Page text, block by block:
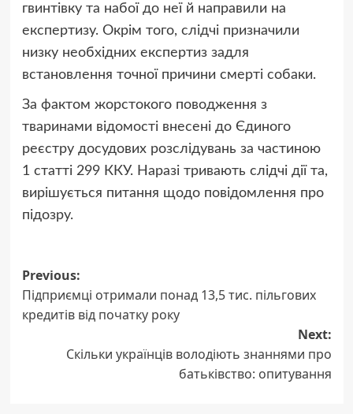
гвинтівку та набої до неї й направили на
експертизу. Окрім того, слідчі призначили
низку необхідних експертиз задля
встановлення точної причини смерті собаки.
За фактом жорстокого поводження з
тваринами відомості внесені до Єдиного
реєстру досудових розслідувань за частиною
1 статті 299 ККУ. Наразі тривають слідчі дії та,
вирішується питання щодо повідомлення про
підозру.
Post
navigation
Previous:
Підприємці отримали понад 13,5 тис. пільгових
кредитів від початку року
Next:
Скільки українців володіють знаннями про
батьківство: опитування